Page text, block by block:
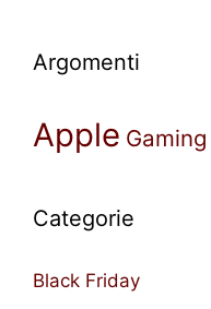
Argomenti
Apple Gaming
Categorie
Black Friday